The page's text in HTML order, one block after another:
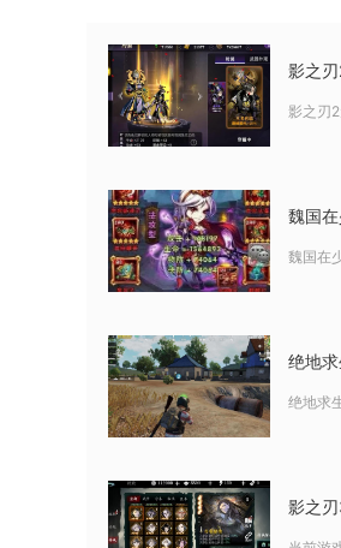
影之
影之刃
魏国
魏国在
绝地
绝地求
影之